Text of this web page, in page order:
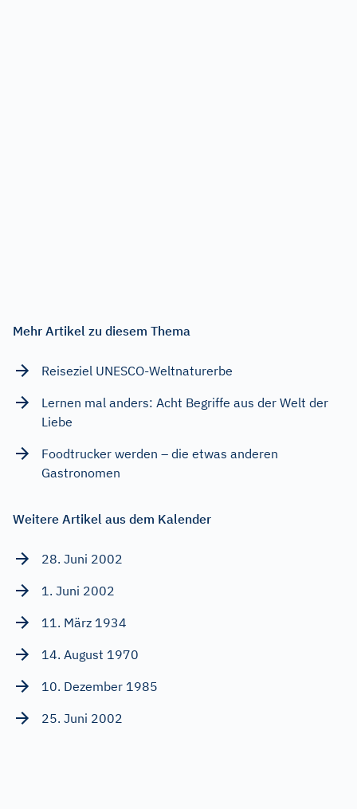
Mehr Artikel zu diesem Thema
Reiseziel UNESCO-Weltnaturerbe
Lernen mal anders: Acht Begriffe aus der Welt der
Liebe
Foodtrucker werden – die etwas anderen
Gastronomen
Weitere Artikel aus dem Kalender
28. Juni 2002
1. Juni 2002
11. März 1934
14. August 1970
10. Dezember 1985
25. Juni 2002